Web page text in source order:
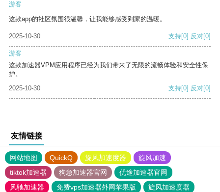
游客
这款app的社区氛围很温馨，让我能够感受到家的温暖。
2025-10-30 支持[0] 反对[0]
游客
这款加速器VPM应用程序已经为我们带来了无限的流畅体验和安全性保
护。
2025-10-30
支持[0] 反对[0]
友情链接
网站地图 QuickQ 旋风加速度器
旋风加速
tiktok加速器
狗急加速器官网
优途加速器官网
风驰加速器
免费vps加速器外网苹果版
旋风加速度器